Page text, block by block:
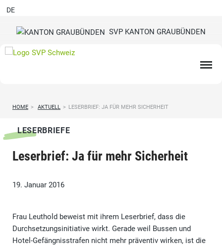
SVP KANTON GRAUBÜNDEN
DE
HOME > AKTUELL > LESERBRIEF: JA FÜR MEHR SICHERHEIT
LESERBRIEFE
Leserbrief: Ja für mehr Sicherheit
19. Januar 2016
Frau Leuthold beweist mit ihrem Leserbrief, dass die
Durchsetzungsinitiative wirkt. Gerade weil Bussen und
Hotel-Gefängnisstrafen nicht mehr präventiv wirken, ist die